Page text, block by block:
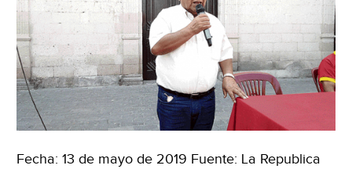
Fecha: 13 de mayo de 2019 Fuente: La Republica